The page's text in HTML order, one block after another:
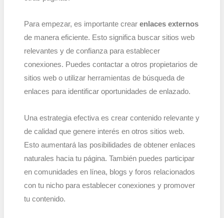
Para empezar, es importante crear enlaces externos
de manera eficiente. Esto significa buscar sitios web
relevantes y de confianza para establecer
conexiones. Puedes contactar a otros propietarios de
sitios web o utilizar herramientas de búsqueda de
enlaces para identificar oportunidades de enlazado.
Una estrategia efectiva es crear contenido relevante y
de calidad que genere interés en otros sitios web.
Esto aumentará las posibilidades de obtener enlaces
naturales hacia tu página. También puedes participar
en comunidades en línea, blogs y foros relacionados
con tu nicho para establecer conexiones y promover
tu contenido.